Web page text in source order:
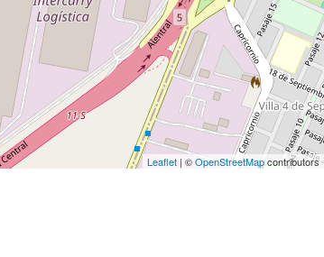
Leaflet | ©OpenStreetMapcontributors